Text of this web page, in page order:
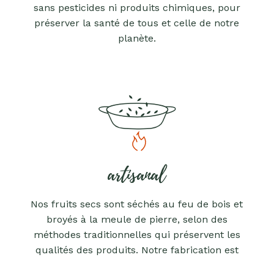
sans pesticides ni produits chimiques, pour
préserver la santé de tous et celle de notre
planète.
artisanal
Nos fruits secs sont séchés au feu de bois et
broyés à la meule de pierre, selon des
méthodes traditionnelles qui préservent les
qualités des produits. Notre fabrication est